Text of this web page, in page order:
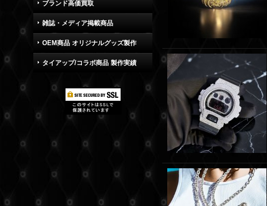
ブランド高価買取
雑誌・メディア掲載商品
OEM商品 オリジナルグッズ製作
タイアップ/コラボ商品 製作実績